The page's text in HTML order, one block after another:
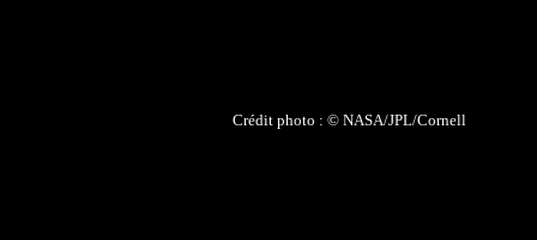
Crédit photo : © NASA/JPL/Cornell